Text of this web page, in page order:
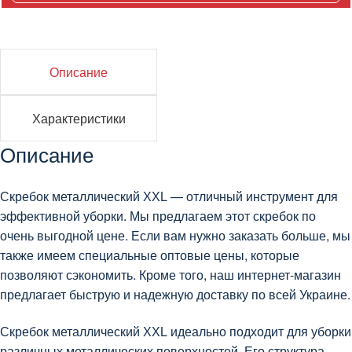
Описание
Характеристики
Описание
Скребок металлический ХХL — отличный инструмент для
эффективной уборки. Мы предлагаем этот скребок по
очень выгодной цене. Если вам нужно заказать больше, мы
также имеем специальные оптовые цены, которые
позволяют сэкономить. Кроме того, наш интернет-магазин
предлагает быструю и надежную доставку по всей Украине.
Скребок металлический ХХL идеально подходит для уборки